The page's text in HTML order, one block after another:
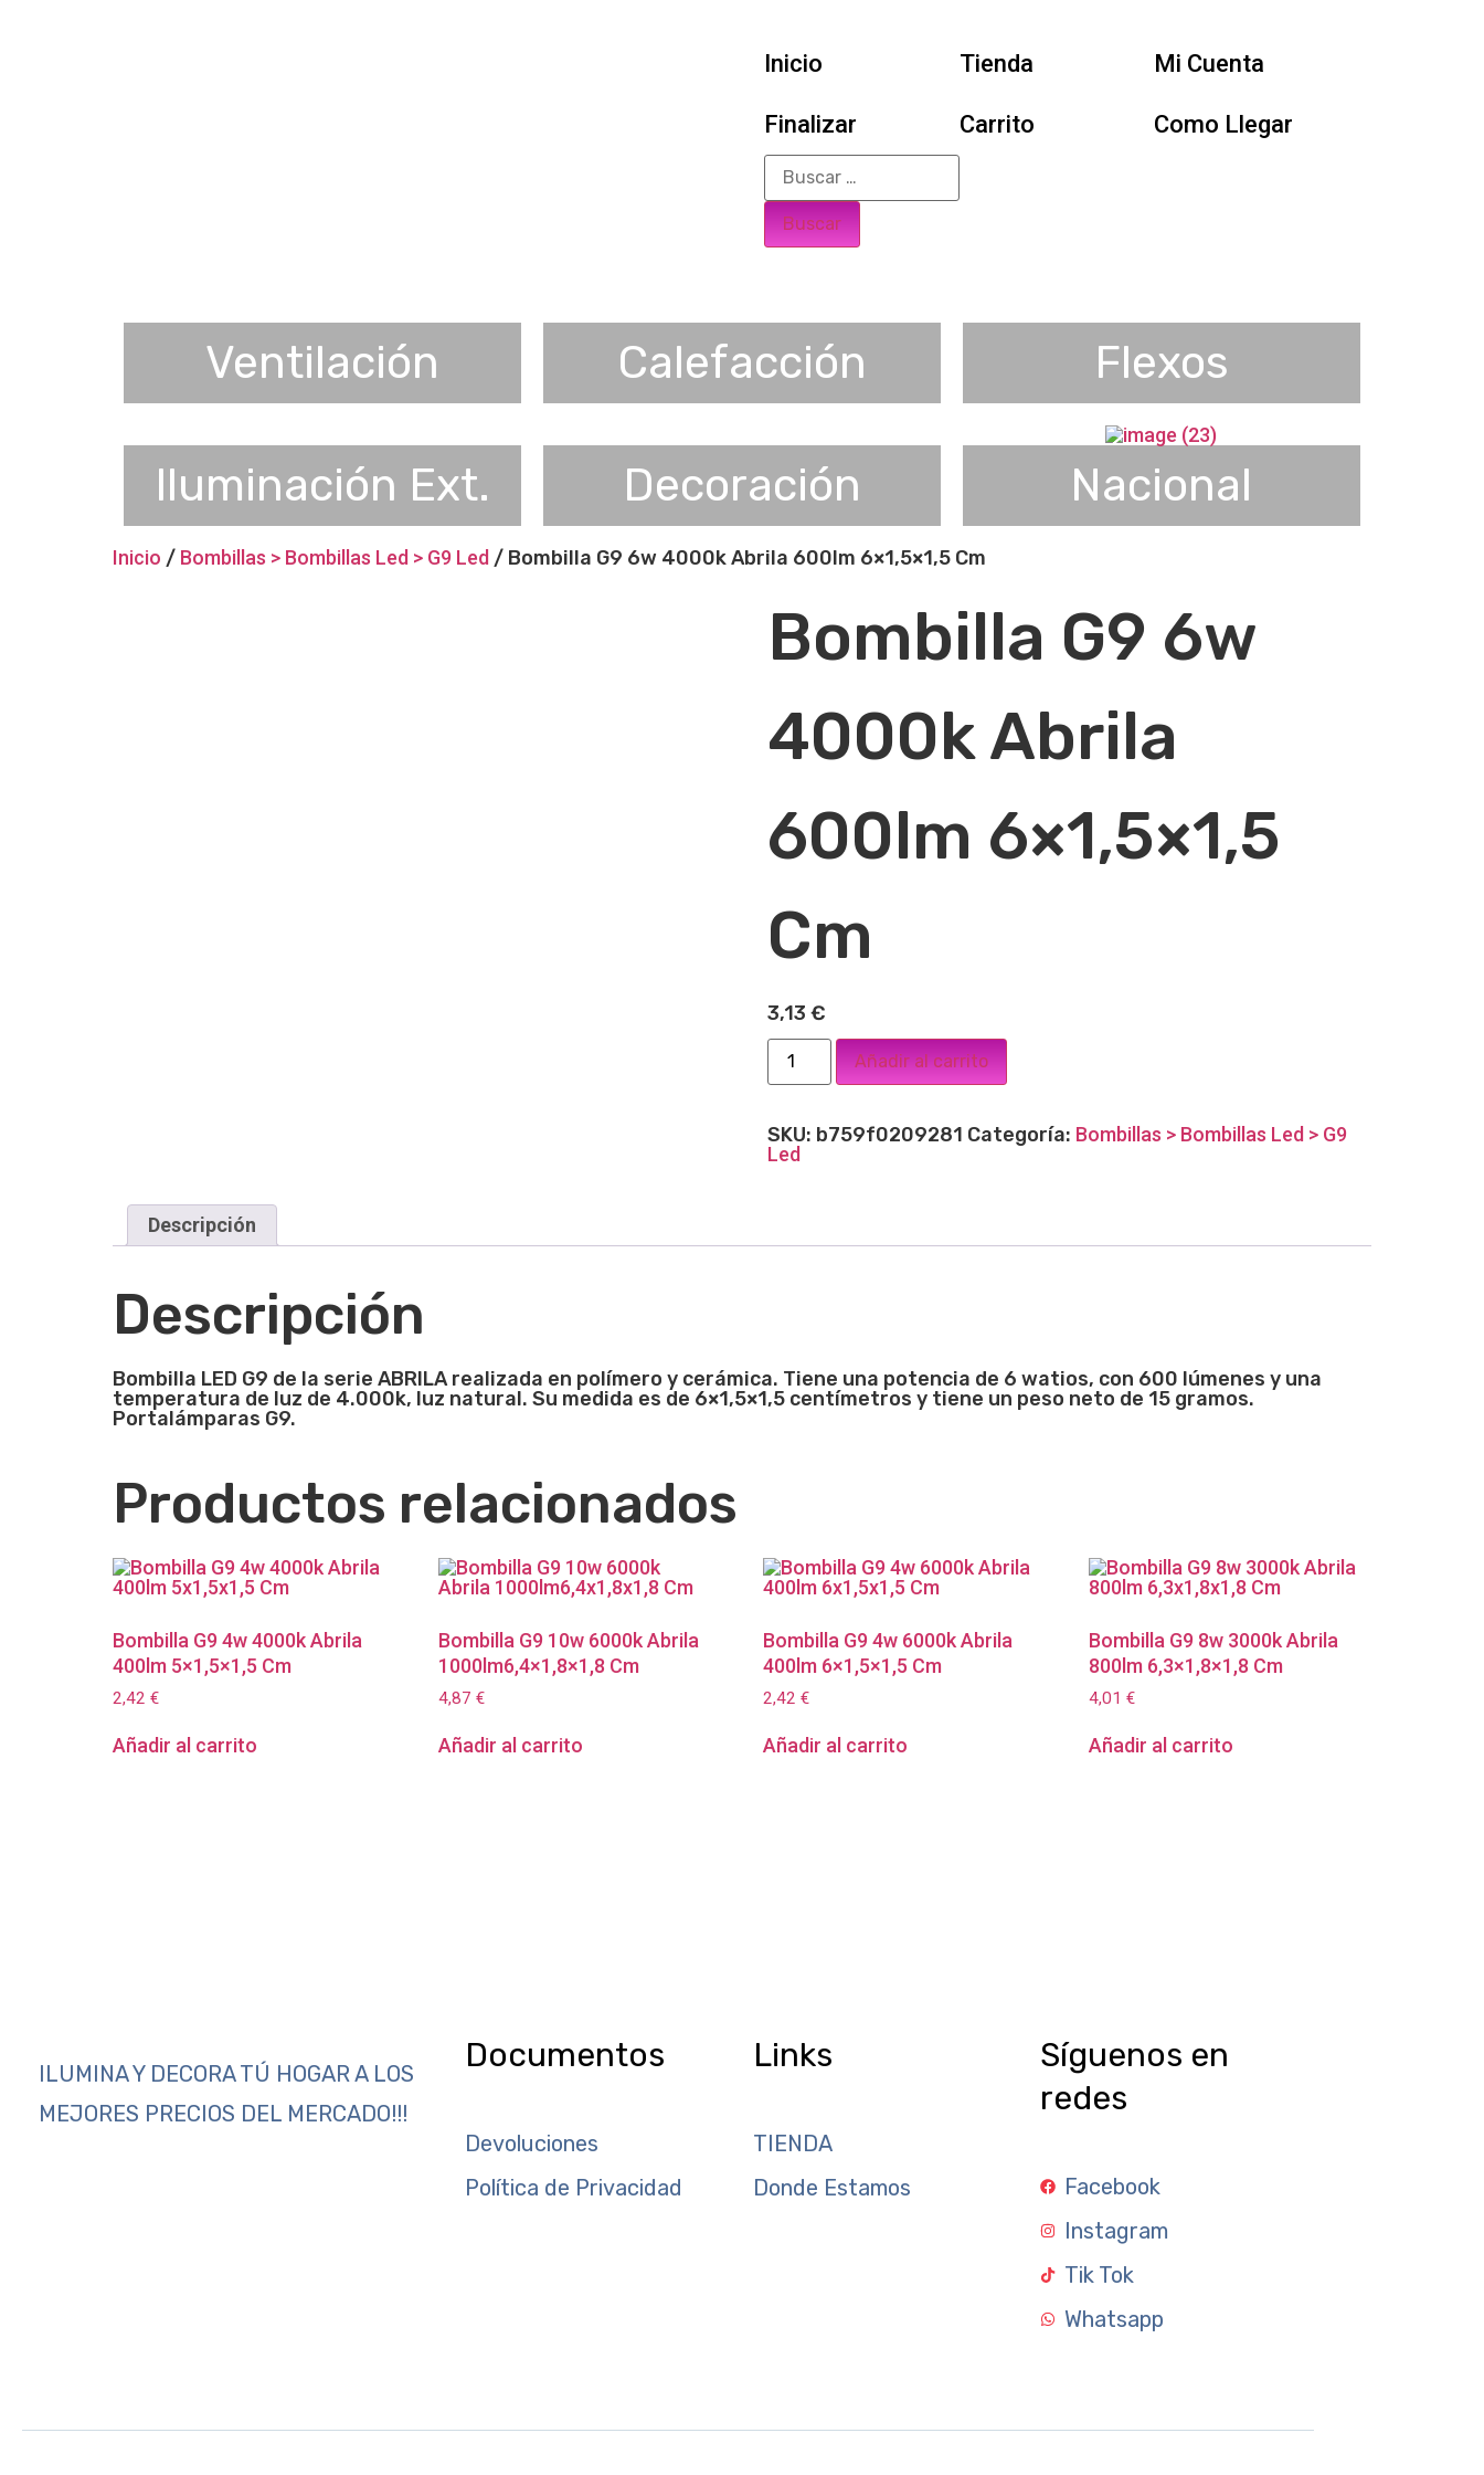
Inicio Tienda Mi Cuenta
Finalizar Carrito Como Llegar
Ventilación Calefacción Flexos
Iluminación Ext. Decoración Nacional
Inicio / Bombillas > Bombillas Led > G9 Led / Bombilla G9 6w 4000k Abrila 600lm 6×1,5×1,5 Cm
Bombilla G9 6w
4000k Abrila
600lm 6×1,5×1,5
Cm
3,13 €
Añadir al carrito
SKU: b759f0209281 Categoría: Bombillas > Bombillas Led > G9
Led
Descripción
Descripción
Bombilla LED G9 de la serie ABRILA realizada en polímero y cerámica. Tiene una potencia de 6 watios, con 600 lúmenes y una
temperatura de luz de 4.000k, luz natural. Su medida es de 6×1,5×1,5 centímetros y tiene un peso neto de 15 gramos.
Portalámparas G9.
Productos relacionados
Bombilla G9 4w 4000k Abrila
400lm 5×1,5×1,5 Cm
2,42 €
Añadir al carrito
Bombilla G9 10w 6000k Abrila
1000lm6,4×1,8×1,8 Cm
4,87 €
Añadir al carrito
Bombilla G9 4w 6000k Abrila
400lm 6×1,5×1,5 Cm
2,42€
Añadir al carrito
Bombilla G9 8w 3000k Abrila
800lm 6,3×1,8×1,8 Cm
4,01€
Añadir al carrito
ILUMINA Y DECORA TÚ HOGAR A LOS
MEJORES PRECIOS DEL MERCADO!!!
Documentos
Devoluciones
Política de Privacidad
Links
TIENDA
Donde Estamos
Síguenos en
redes
Facebook
Instagram
Tik Tok
Whatsapp